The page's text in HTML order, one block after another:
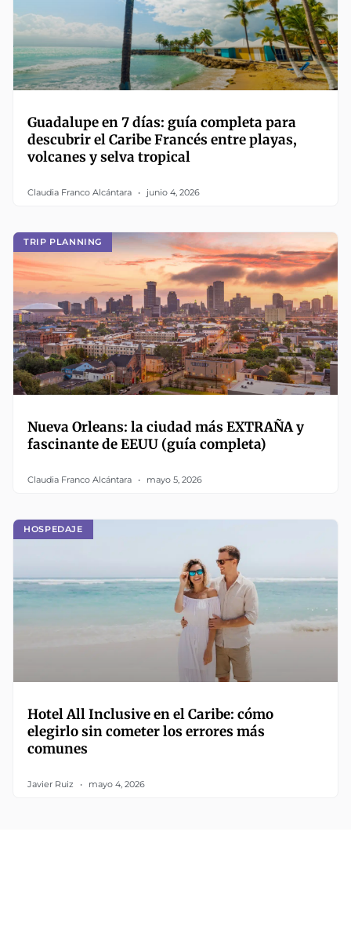
Guadalupe en 7 días: guía completa para
descubrir el Caribe Francés entre playas,
volcanes y selva tropical
Claudia Franco Alcántara junio 4, 2026
TRIP PLANNING
Nueva Orleans: la ciudad más EXTRAÑA y
fascinante de EEUU (guía completa)
Claudia Franco Alcántara mayo 5, 2026
HOSPEDAJE
Hotel All Inclusive en el Caribe: cómo
elegirlo sin cometer los errores más
comunes
Javier Ruiz mayo 4, 2026